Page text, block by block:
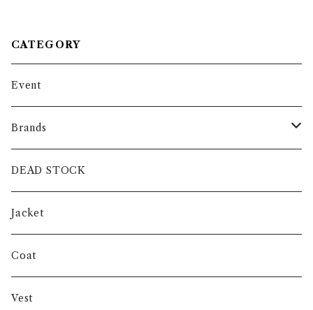
CATEGORY
Event
Brands
intch.
SHUREN
INVERTERE
Gambert
DEAD STOCK
Jacket
Coat
Vest